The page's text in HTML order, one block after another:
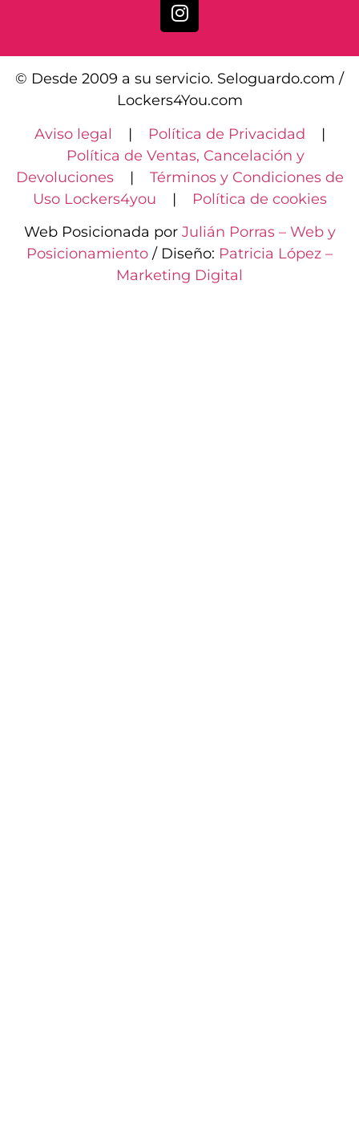
© Desde 2009 a su servicio. Seloguardo.com /
Lockers4You.com
Aviso legal | Política de Privacidad |
Política de Ventas, Cancelación y
Devoluciones| Términos y Condiciones de
Uso Lockers4you |
Política de cookies
Web Posicionada por Julián Porras – Web y
Posicionamiento / Diseño: Patricia López –
Marketing Digital